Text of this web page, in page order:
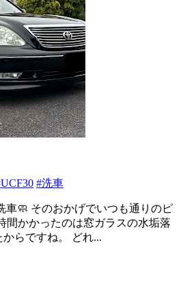
#洗車
車🧼 そのおかげでいつも通りのピ
間かかったのは窓ガラスの水垢落
らですね。 どれ...